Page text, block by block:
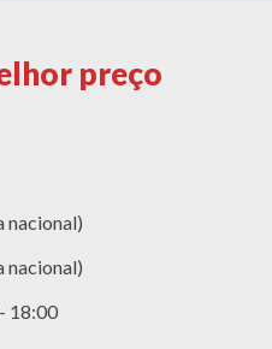
preço
nacional)
nacional)
18:00